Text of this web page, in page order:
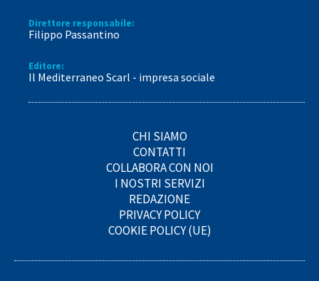
Direttore responsabile:
Filippo Passantino
Editore:
Il Mediterraneo Scarl - impresa sociale
CHI SIAMO
CONTATTI
COLLABORA CON NOI
I NOSTRI SERVIZI
REDAZIONE
PRIVACY POLICY
COOKIE POLICY (UE)